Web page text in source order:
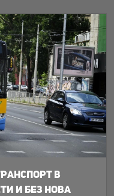
в
и без нова